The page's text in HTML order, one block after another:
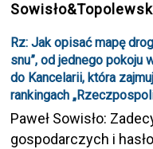
Rz: Jak opisać mapę
snu”, od jednego pokoju
do Kancelarii, która
rankingach
Paweł Sowisło:
gospodarczych i